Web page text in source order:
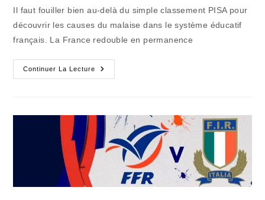
Il faut fouiller bien au-delà du simple classement PISA pour
découvrir les causes du malaise dans le système éducatif
français. La France redouble en permanence
Continuer La Lecture
Le
Menu
Digérer